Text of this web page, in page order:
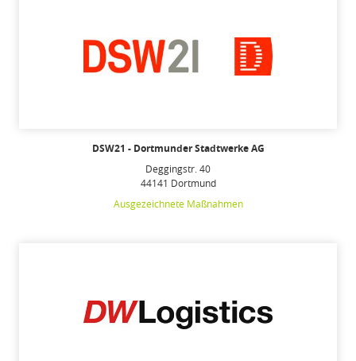
DSW21 - Dortmunder Stadtwerke AG
Deggingstr. 40
44141 Dortmund
Ausgezeichnete Maßnahmen